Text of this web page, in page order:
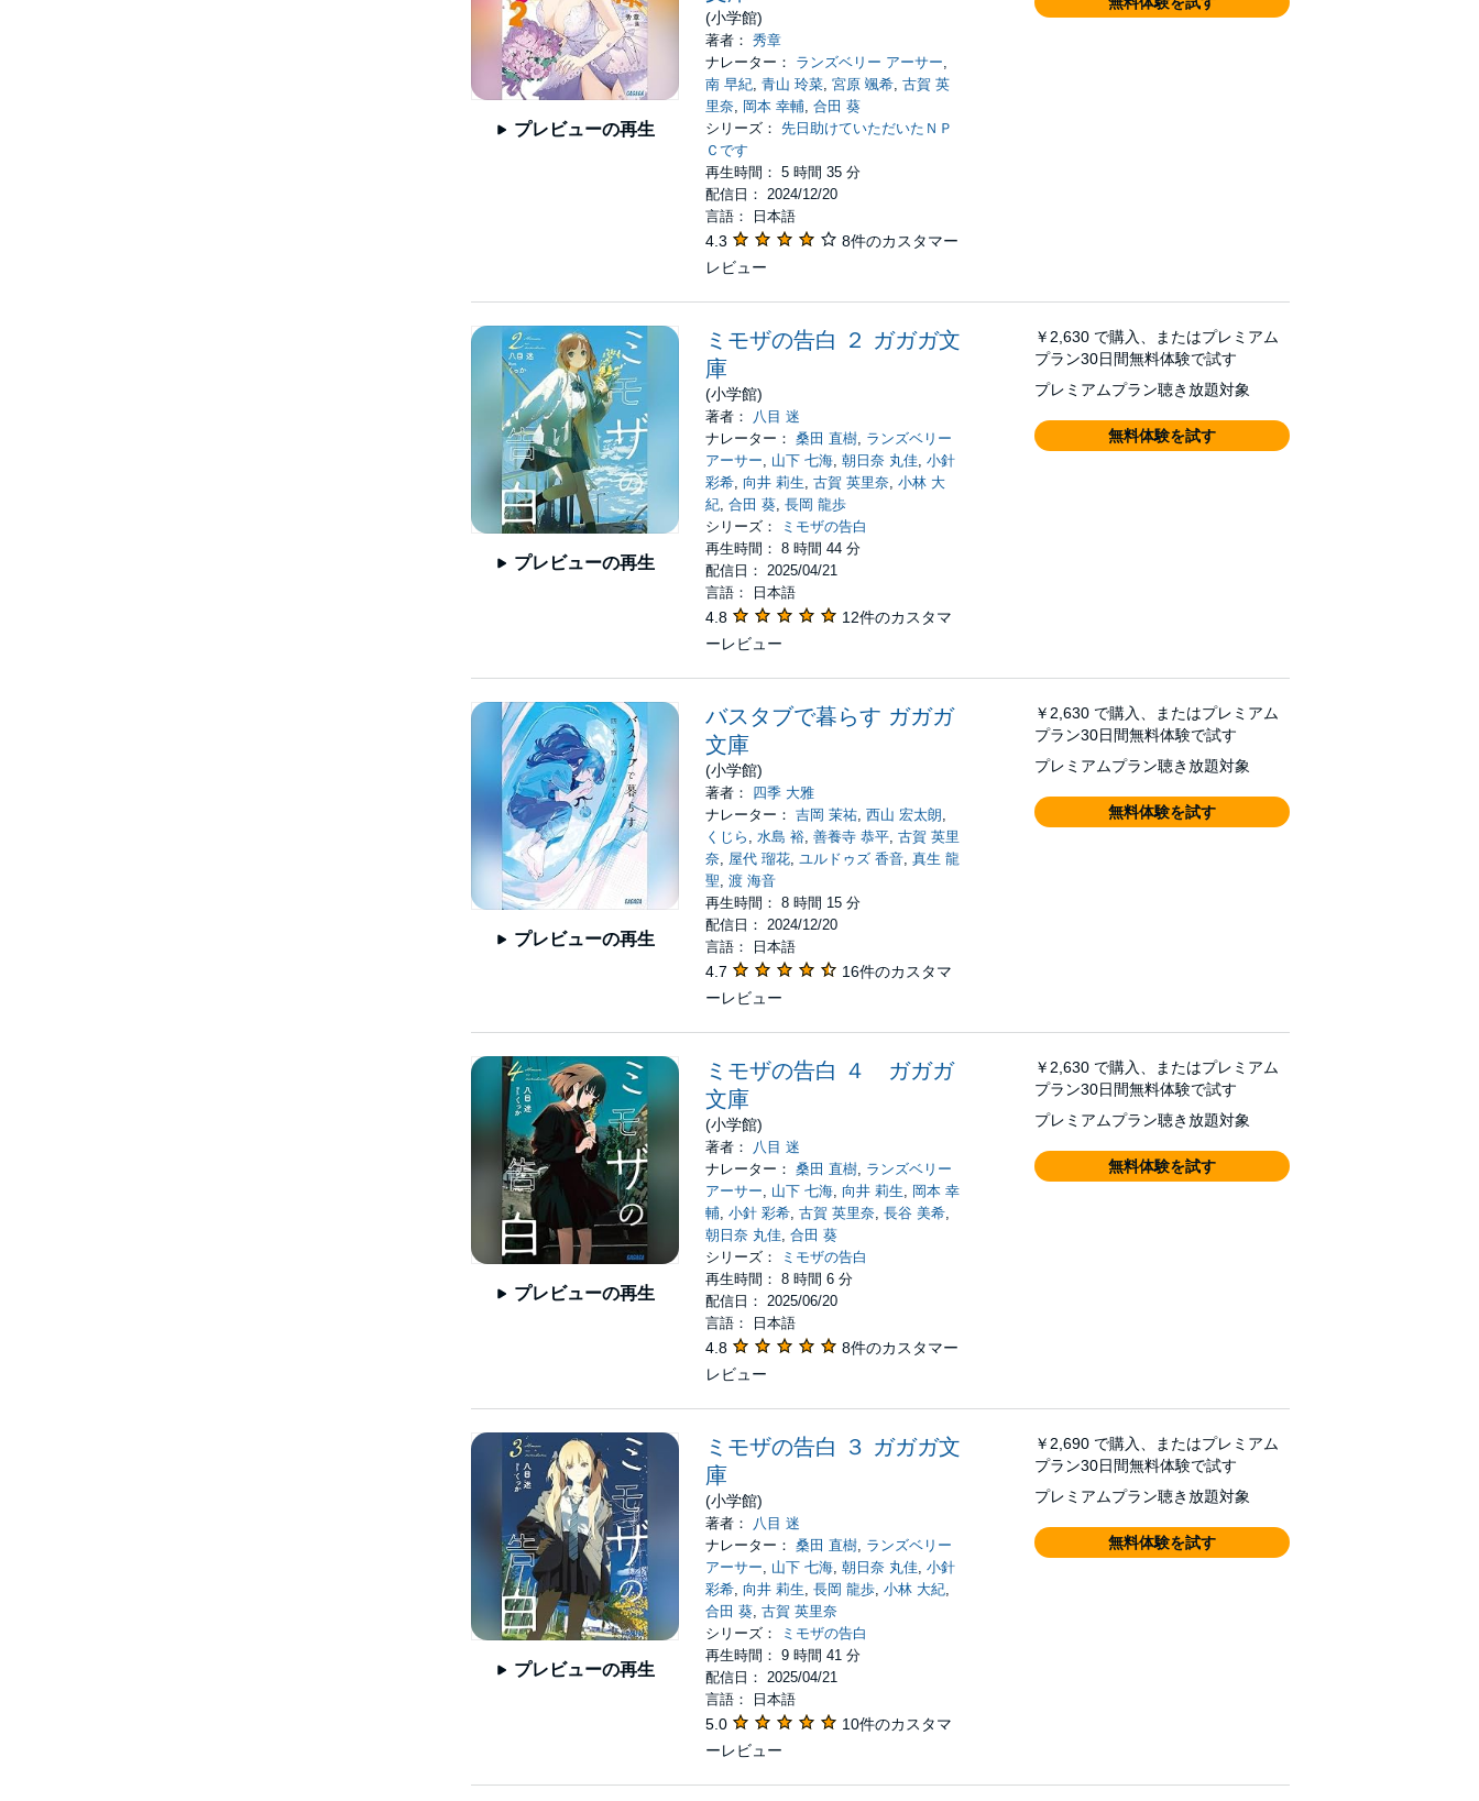
プレビューの再生
(小学館)
著者：秀章
ナレーター： ランズベリー アーサー,
南 早紀,青山 玲菜,宮原 颯希,古賀 英
里奈, 岡本 幸輔,合田 葵
シリーズ：先日助けていただいたＮＰ
Ｃです
再生時間： 5 時間 35 分
配信日： 2024/12/20
言語： 日本語
4.3
8件のカスタマー
レビュー
プレビューの再生
ミモザの告白 ２ ガガガ文
庫
(小学館)
著者： 八目 迷
ナレーター：桑田 直樹, ランズベリー
アーサー, 山下 七海,朝日奈 丸佳,小針
彩希, 向井 莉生,古賀 英里奈,小林 大
紀,合田 葵,長岡 龍歩
シリーズ：
ミモザの告白
再生時間： 8 時間 44 分
配信日： 2025/04/21
言語： 日本語
4.8
12件のカスタマ
ーレビュー
￥2,630 で購入、またはプレミアム
プラン30日間無料体験で試す
プレミアムプラン聴き放題対象
無料体験を試す
プレビューの再生
バスタブで暮らす ガガガ
文庫
(小学館)
著者： 四季 大雅
ナレーター：吉岡 茉祐,西山 宏太朗,
くじら ,水島 裕,善養寺 恭平,古賀 英里
奈, 屋代 瑠花,ユルドゥズ 香音,真生 龍
聖,渡 海音
再生時間： 8 時間 15 分
配信日： 2024/12/20
言語： 日本語
4.7
16件のカスタマ
ーレビュー
￥2,630 で購入、またはプレミアム
プラン30日間無料体験で試す
プレミアムプラン聴き放題対象
無料体験を試す
プレビューの再生
ミモザの告白 ４ ガガガ
文庫
(小学館)
著者： 八目 迷
ナレーター：桑田 直樹, ランズベリー
アーサー, 山下 七海, 向井 莉生, 岡本 幸
輔,小針 彩希,古賀 英里奈,長谷 美希,
朝日奈 丸佳,合田 葵
シリーズ：
ミモザの告白
再生時間： 8 時間 6 分
配信日： 2025/06/20
言語： 日本語
4.8
8件のカスタマー
レビュー
￥2,630 で購入、またはプレミアム
プラン30日間無料体験で試す
プレミアムプラン聴き放題対象
無料体験を試す
プレビューの再生
ミモザの告白 ３ ガガガ文
庫
(小学館)
著者： 八目 迷
ナレーター：桑田 直樹, ランズベリー
アーサー, 山下 七海,朝日奈 丸佳,小針
彩希, 向井 莉生,長岡 龍歩,小林 大紀,
合田 葵,古賀 英里奈
シリーズ：
ミモザの告白
再生時間： 9 時間 41 分
配信日： 2025/04/21
言語： 日本語
5.0
10件のカスタマ
ーレビュー
￥2,690 で購入、またはプレミアム
プラン30日間無料体験で試す
プレミアムプラン聴き放題対象
無料体験を試す